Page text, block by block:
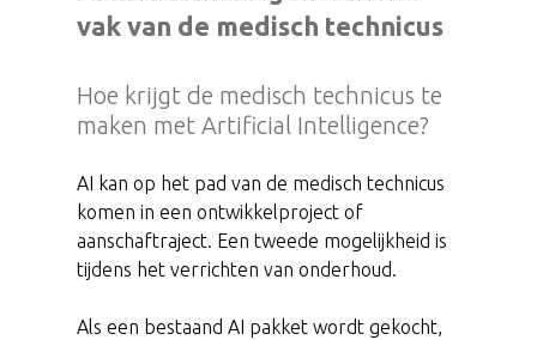
vak van de medisch technicus
Hoe krijgt de medisch technicus te
maken met Artificial Intelligence?
AI kan op het pad van de medisch technicus
komen in een ontwikkelproject of
aanschaftraject. Een tweede mogelijkheid is
tijdens het verrichten van onderhoud.
Als een bestaand AI pakket wordt gekocht,